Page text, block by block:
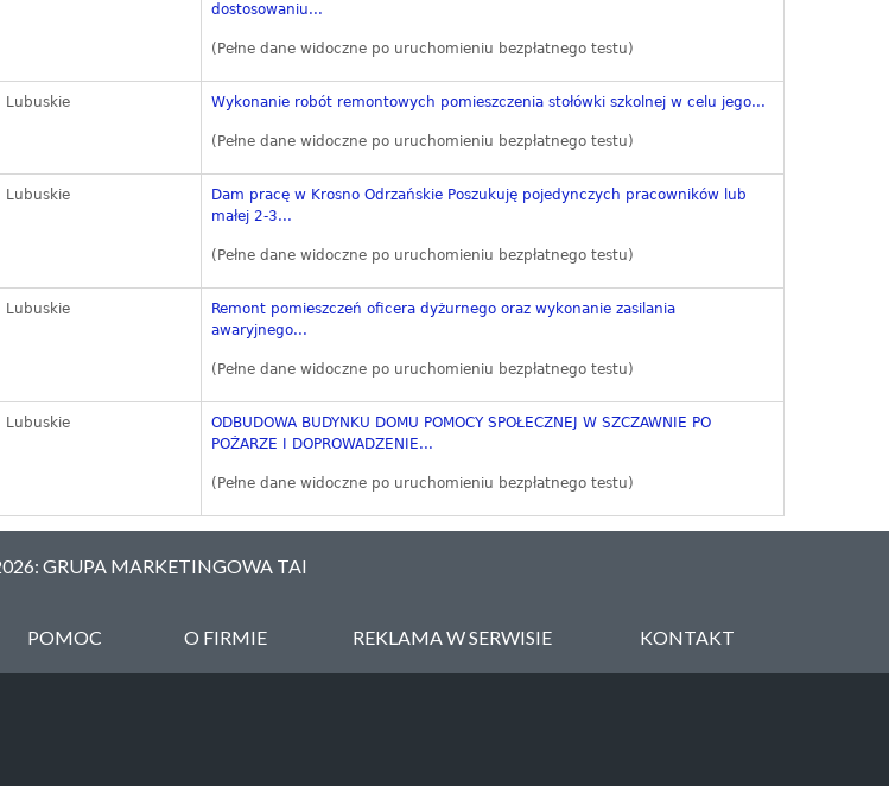
dostosowaniu...
(Pełne dane widoczne po uruchomieniu bezpłatnego testu)
Lubuskie Wykonanie robót remontowych pomieszczenia stołówki szkolnej w celu jego...
(Pełne dane widoczne po uruchomieniu bezpłatnego testu)
Lubuskie
Dam pracę w Krosno Odrzańskie Poszukuję pojedynczych pracowników lub
małej 2-3...
(Pełne dane widoczne po uruchomieniu bezpłatnego testu)
Lubuskie
Remont pomieszczeń oficera dyżurnego oraz wykonanie zasilania
awaryjnego...
(Pełne dane widoczne po uruchomieniu bezpłatnego testu)
Lubuskie
ODBUDOWA BUDYNKU DOMU POMOCY SPOŁECZNEJ W SZCZAWNIE PO
POŻARZE I DOPROWADZENIE...
(Pełne dane widoczne po uruchomieniu bezpłatnego testu)
GRUPA MARKETINGOWA TAI
POMOC O FIRMIE REKLAMA W SERWISIE KONTAKT